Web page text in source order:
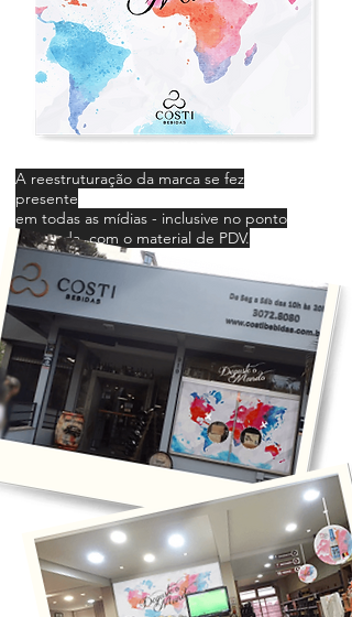
A reestruturação da marca se fez
presente
em todas as mídias - inclusive no ponto
de venda, com o material de PDV.